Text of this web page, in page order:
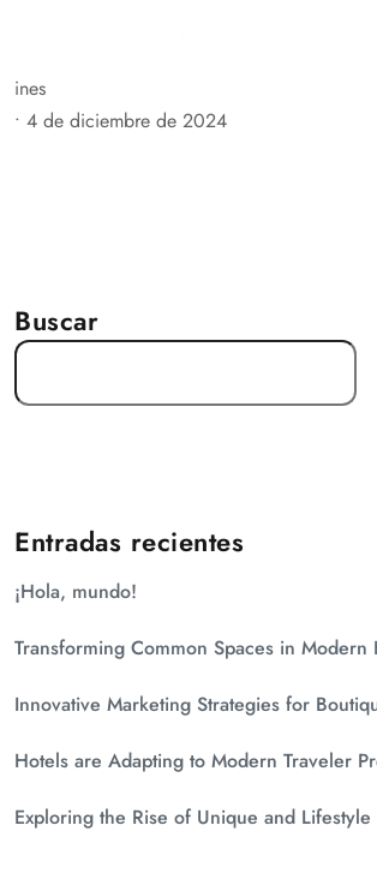
ines
• 4 de diciembre de 2024
Buscar
Entradas recientes
¡Hola, mundo!
Transforming Common Spaces in Modern
Innovative Marketing Strategies for
Hotels are Adapting to Modern Traveler
Exploring the Rise of Unique and